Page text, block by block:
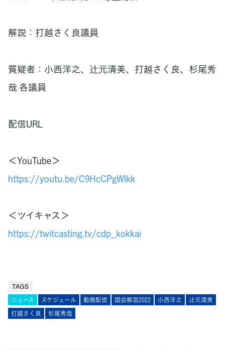
解説：打越さく良議員
質疑者：小西洋之、辻󠄀元清美、打越さく良、杉尾秀
哉 各議員
配信URL
＜YouTube＞
https://youtu.be/C9HcCPgWlkk
＜ツイキャス＞
https://twitcasting.tv/cdp_kokkai
TAGS
ニュース スケジュール 動画配信 国会解説2022 小西洋之
辻󠄀元清美
打越さく良
杉尾秀哉